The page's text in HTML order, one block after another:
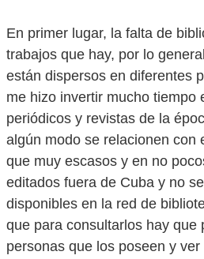
En primer lugar, la falta de
trabajos que hay, por lo
están dispersos en diferentes
me hizo invertir mucho tiempo
periódicos y revistas de la
algún modo se relacionen con
que muy escasos y en no
editados fuera de Cuba y no
disponibles en la red de
que para consultarlos hay que
personas que los poseen y